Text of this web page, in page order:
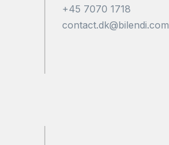
+45 7070 1718
contact.dk@bilendi.com